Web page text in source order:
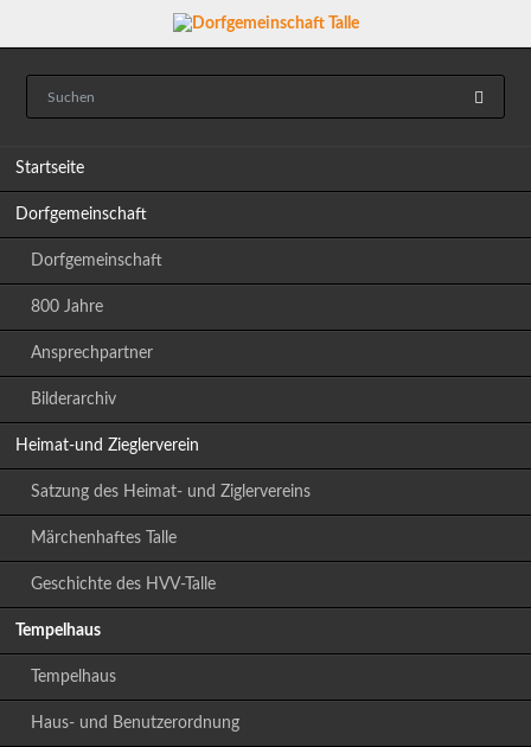
Startseite
Dorfgemeinschaft
Dorfgemeinschaft
800 Jahre
Ansprechpartner
Bilderarchiv
Heimat-und Zieglerverein
Satzung des Heimat- und Ziglervereins
Märchenhaftes Talle
Geschichte des HVV-Talle
Tempelhaus
Tempelhaus
Haus- und Benutzerordnung